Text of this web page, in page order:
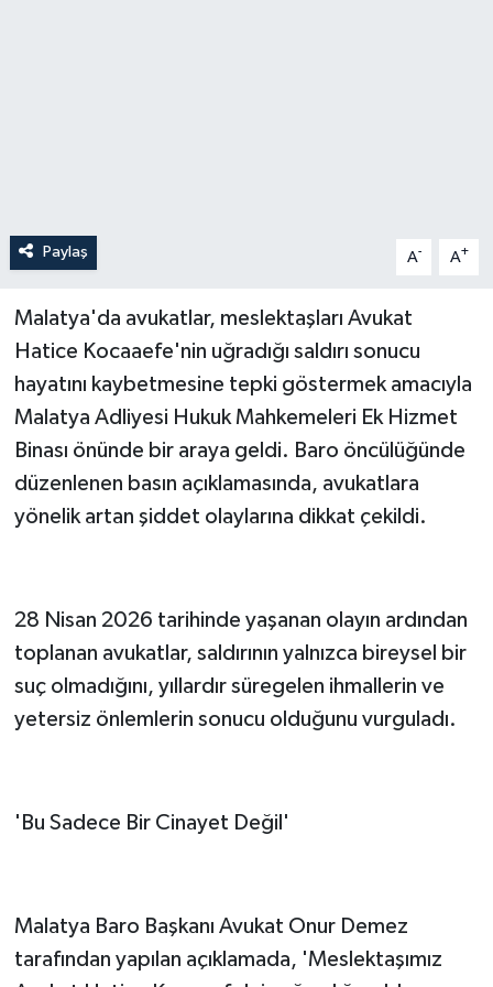
Paylaş A- A+
Malatya'da avukatlar, meslektaşları Avukat
Hatice Kocaaefe'nin uğradığı saldırı sonucu
hayatını kaybetmesine tepki göstermek amacıyla
Malatya Adliyesi Hukuk Mahkemeleri Ek Hizmet
Binası önünde bir araya geldi. Baro öncülüğünde
düzenlenen basın açıklamasında, avukatlara
yönelik artan şiddet olaylarına dikkat çekildi.
28 Nisan 2026 tarihinde yaşanan olayın ardından
toplanan avukatlar, saldırının yalnızca bireysel bir
suç olmadığını, yıllardır süregelen ihmallerin ve
yetersiz önlemlerin sonucu olduğunu vurguladı.
'Bu Sadece Bir Cinayet Değil'
Malatya Baro Başkanı Avukat Onur Demez
tarafından yapılan açıklamada, 'Meslektaşımız